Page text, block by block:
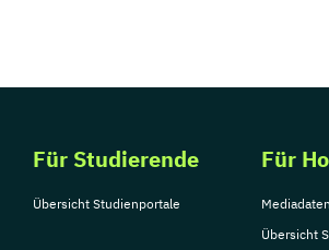
Für Studierende
Übersicht Studienportale
Für
Mediadaten
Übersicht